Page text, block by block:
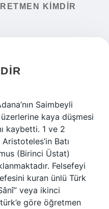
KIMDIR
Saimbeyli
kaya düşmesi
kaybetti. 1 ve 2
Batı
(Birinci Üstat)
Felsefeyi
kuran ünlü Türk
veya ikinci
göre öğretmen